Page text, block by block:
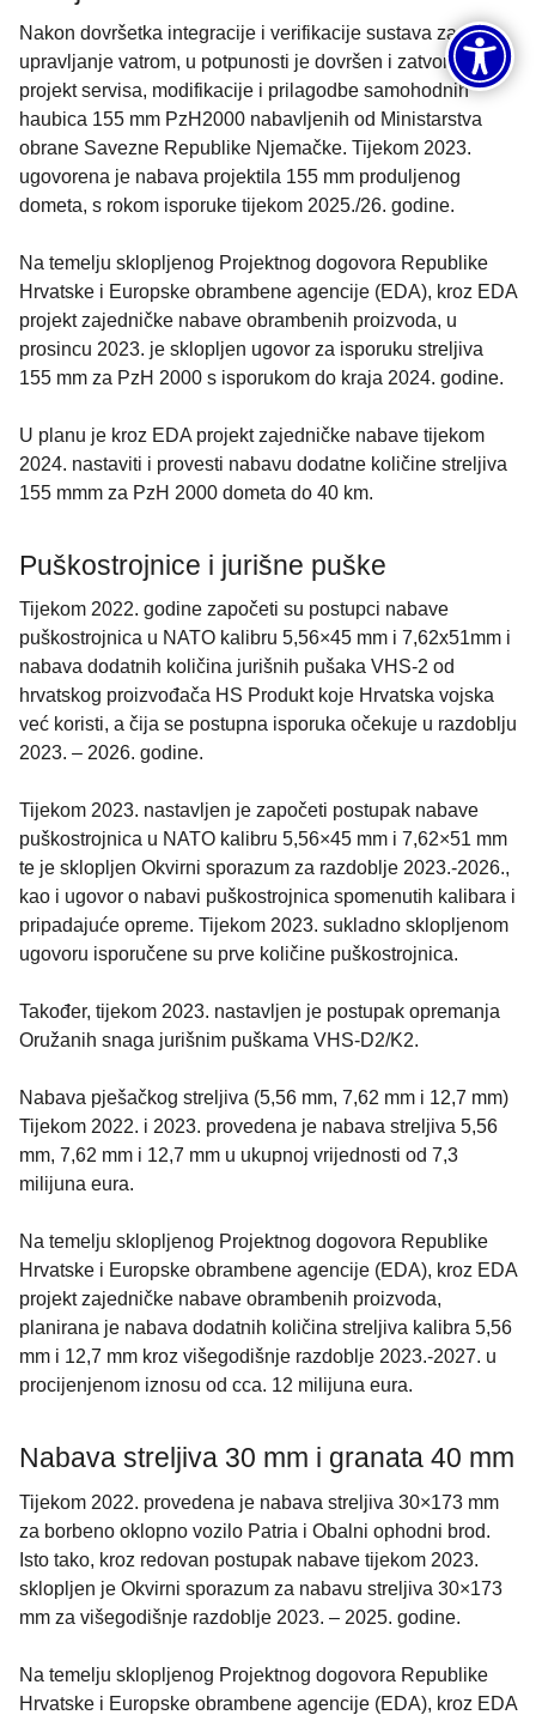
Nakon dovršetka integracije i verifikacije sustava za
upravljanje vatrom, u potpunosti je dovršen i zatvoren
projekt servisa, modifikacije i prilagodbe samohodnih
haubica 155 mm PzH2000 nabavljenih od Ministarstva
obrane Savezne Republike Njemačke. Tijekom 2023.
ugovorena je nabava projektila 155 mm produljenog
dometa, s rokom isporuke tijekom 2025./26. godine.
Na temelju sklopljenog Projektnog dogovora Republike
Hrvatske i Europske obrambene agencije (EDA), kroz EDA
projekt zajedničke nabave obrambenih proizvoda, u
prosincu 2023. je sklopljen ugovor za isporuku streljiva
155 mm za PzH 2000 s isporukom do kraja 2024. godine.
U planu je kroz EDA projekt zajedničke nabave tijekom
2024. nastaviti i provesti nabavu dodatne količine streljiva
155 mmm za PzH 2000 dometa do 40 km.
Puškostrojnice i jurišne puške
Tijekom 2022. godine započeti su postupci nabave
puškostrojnica u NATO kalibru 5,56×45 mm i 7,62x51mm i
nabava dodatnih količina jurišnih pušaka VHS-2 od
hrvatskog proizvođača HS Produkt koje Hrvatska vojska
već koristi, a čija se postupna isporuka očekuje u razdoblju
2023. – 2026. godine.
Tijekom 2023. nastavljen je započeti postupak nabave
puškostrojnica u NATO kalibru 5,56×45 mm i 7,62×51 mm
te je sklopljen Okvirni sporazum za razdoblje 2023.-2026.,
kao i ugovor o nabavi puškostrojnica spomenutih kalibara i
pripadajuće opreme. Tijekom 2023. sukladno sklopljenom
ugovoru isporučene su prve količine puškostrojnica.
Također, tijekom 2023. nastavljen je postupak opremanja
Oružanih snaga jurišnim puškama VHS-D2/K2.
Nabava pješačkog streljiva (5,56 mm, 7,62 mm i 12,7 mm)
Tijekom 2022. i 2023. provedena je nabava streljiva 5,56
mm, 7,62 mm i 12,7 mm u ukupnoj vrijednosti od 7,3
milijuna eura.
Na temelju sklopljenog Projektnog dogovora Republike
Hrvatske i Europske obrambene agencije (EDA), kroz EDA
projekt zajedničke nabave obrambenih proizvoda,
planirana je nabava dodatnih količina streljiva kalibra 5,56
mm i 12,7 mm kroz višegodišnje razdoblje 2023.-2027. u
procijenjenom iznosu od cca. 12 milijuna eura.
Nabava streljiva 30 mm i granata 40 mm
Tijekom 2022. provedena je nabava streljiva 30×173 mm
za borbeno oklopno vozilo Patria i Obalni ophodni brod.
Isto tako, kroz redovan postupak nabave tijekom 2023.
sklopljen je Okvirni sporazum za nabavu streljiva 30×173
mm za višegodišnje razdoblje 2023. – 2025. godine.
Na temelju sklopljenog Projektnog dogovora Republike
Hrvatske i Europske obrambene agencije (EDA), kroz EDA